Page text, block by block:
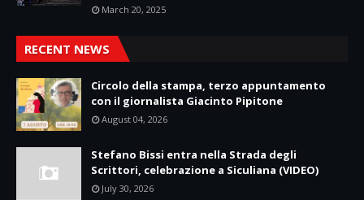
March 20, 2025
RECENT NEWS
Circolo della stampa, terzo appuntamento
con il giornalista Giacinto Pipitone
August 04, 2026
Stefano Bissi entra nella Strada degli
Scrittori, celebrazione a Siculiana (VIDEO)
July 30, 2026